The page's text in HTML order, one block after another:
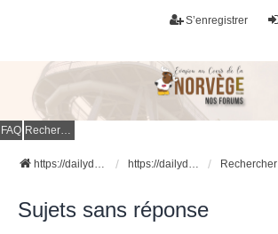
S’enregistrer
FAQ Rechercher
https://dailydigesthub.com https://dailydigesthub.com Rechercher
Sujets sans réponse